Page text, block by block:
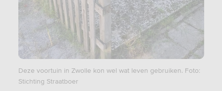
Deze voortuin in Zwolle kon wel wat leven gebruiken. Foto:
Stichting Straatboer